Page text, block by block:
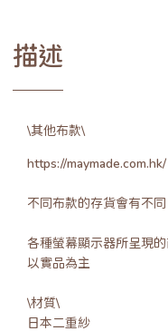
描述
\其他布款\
https://
不同布款的存貨會有不
各種螢幕顯示器所呈現
以實品為主
\材質\
日本二重紗